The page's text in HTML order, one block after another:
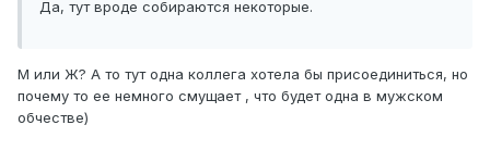
Да, тут вроде собираются некоторые.
М или Ж? А то тут одна коллега хотела бы присоединиться, но
почему то ее немного смущает , что будет одна в мужском
обчестве)